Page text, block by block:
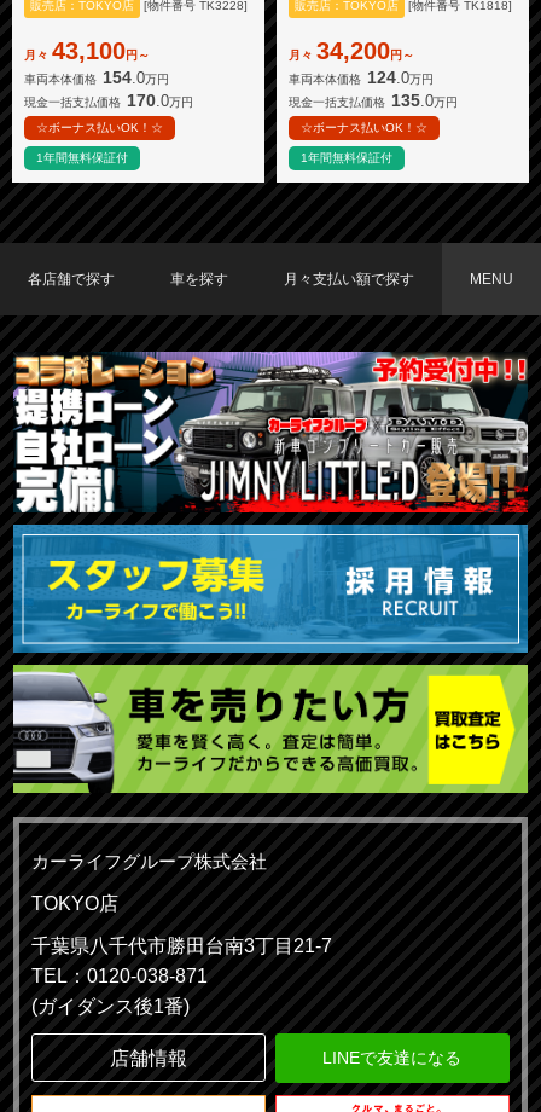
販売店：TOKYO店 [物件番号 TK3228]
月々 43,100円～
車両本体価格 154.0万円
現金一括支払価格 170 .0万円
☆ボーナス払いOK！☆
1年間無料保証付
販売店：TOKYO店 [物件番号 TK1818]
月々 34,200円～
車両本体価格 124.0万円
現金一括支払価格 135 .0万円
☆ボーナス払いOK！☆
1年間無料保証付
各店舗で探す
TOKYO店在庫車両
大阪店在庫車両
福岡店在庫車両
車を探す
車種で探す
メーカーで探す
月々支払い額で探す
〜19,999円
20,000円〜29,999円
30,000円〜39,999円
40,000円〜49,999円
50,000円〜
MENU
カーライフグループ株式会社
TOKYO店
千葉県八千代市勝田台南3丁目21-7
TEL：0120-038-871
(ガイダンス後1番)
店舗情報 LINEで友達になる